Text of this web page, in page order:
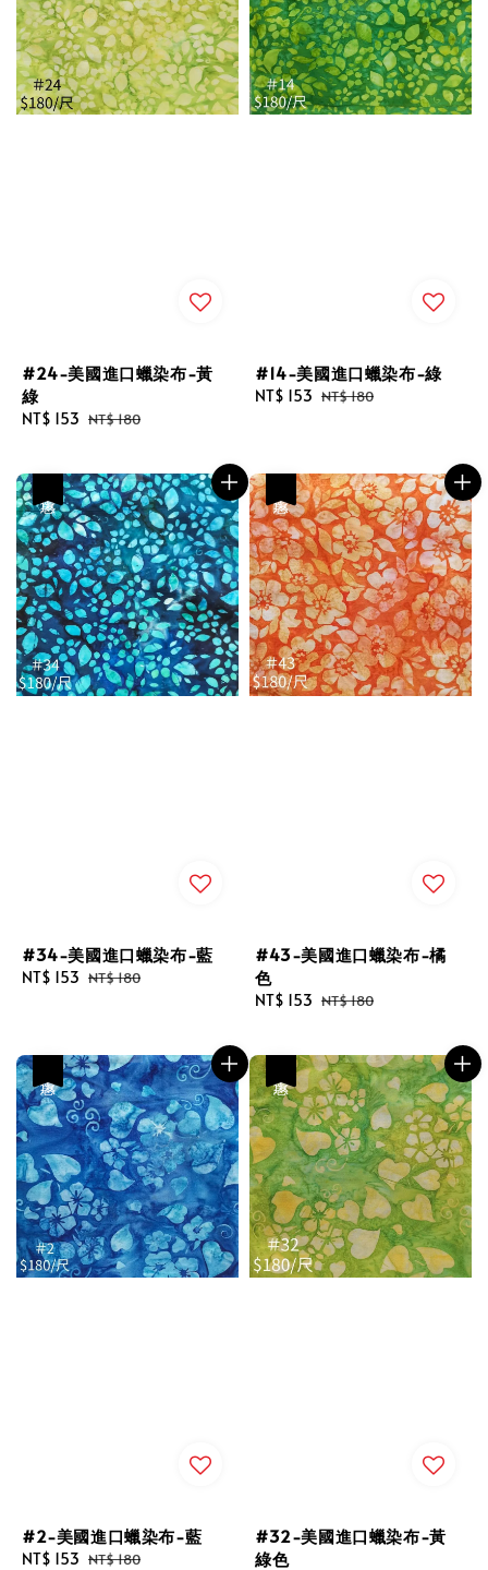
#24-美國進口蠟染布-黃
綠
Sale
NT$ 153 Regular
NT$ 180
#14-美國進口蠟染布-綠
Sale
NT$ 153 Regular
NT$ 180
#34-美國進口蠟染布-藍
Sale
NT$ 153 Regular
NT$ 180
#43-美國進口蠟染布-橘
色
Sale
NT$ 153 Regular
NT$ 180
#2-美國進口蠟染布-藍
Sale
NT$ 153 Regular
NT$ 180
#32-美國進口蠟染布-黃
綠色